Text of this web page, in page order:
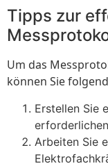
Tipps zur
Um das
können Sie
Erstellen Sie
Arbeiten Sie